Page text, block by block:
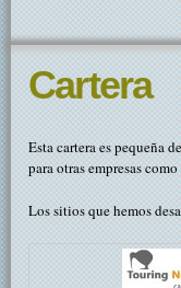
Cartera
Esta cartera es pequeña
para otras empresas
Los sitios que hemos